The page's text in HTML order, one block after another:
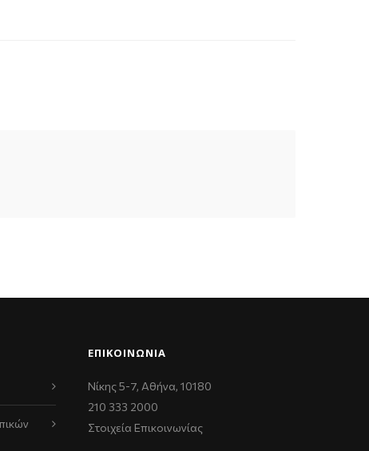
ΕΠΙΚΟΙΝΩΝΊΑ
Νίκης 5-7, Αθήνα, 10180
210 333 2000
Στοιχεία Επικοινωνίας